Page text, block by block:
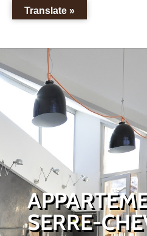
SERRE-
Translate »